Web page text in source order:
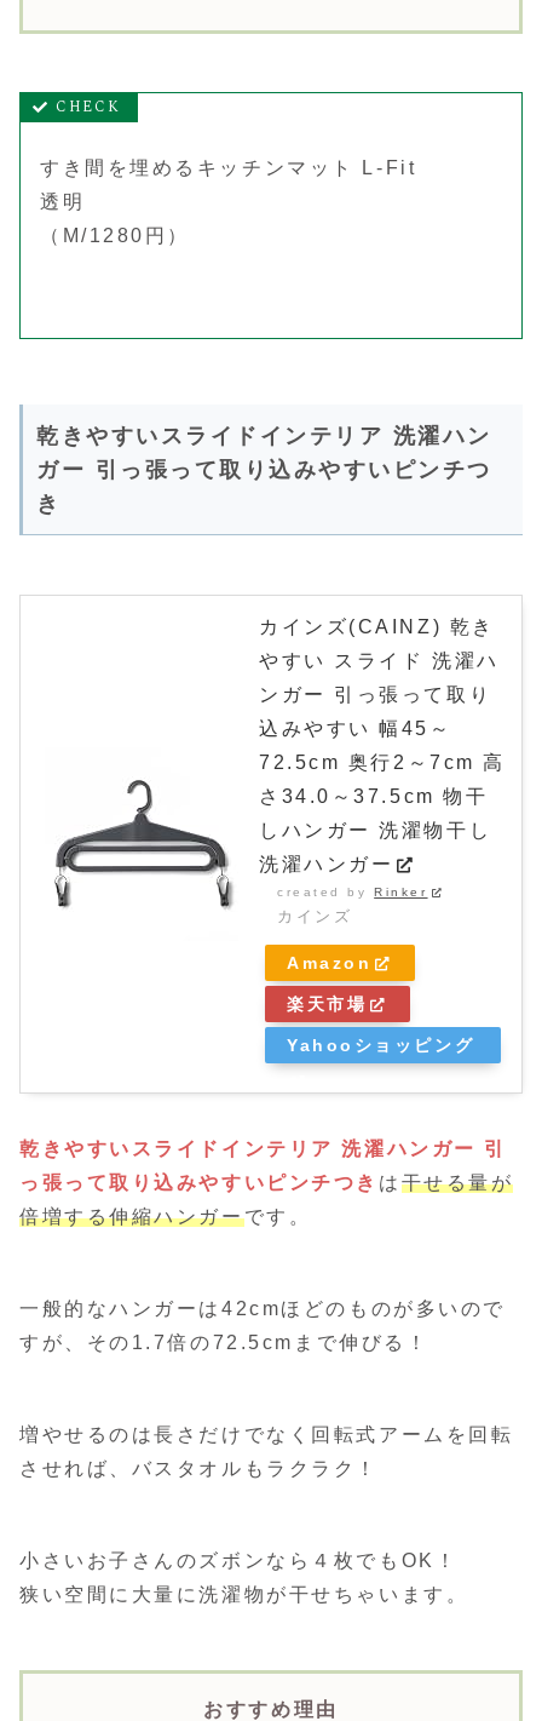
すき間を埋めるキッチンマット L-Fit
透明
（M/1280円）
乾きやすいスライドインテリア 洗濯ハン
ガー 引っ張って取り込みやすいピンチつ
き
カインズ(CAINZ) 乾き
やすい スライド 洗濯ハ
ンガー 引っ張って取り
込みやすい 幅45～
72.5cm 奥行2～7cm 高
さ34.0～37.5cm 物干
しハンガー 洗濯物干し
洗濯ハンガー
created byRinker
カインズ
Amazon
楽天市場
Yahooショッピング
乾きやすいスライドインテリア 洗濯ハンガー 引
っ張って取り込みやすいピンチつき は 干せる量が
倍増する伸縮ハンガーです。
一般的なハンガーは42cmほどのものが多いので
すが、その1.7倍の72.5cmまで伸びる！
増やせるのは長さだけでなく回転式アームを回転
させれば、バスタオルもラクラク！
小さいお子さんのズボンなら４枚でもOK！
狭い空間に大量に洗濯物が干せちゃいます。
おすすめ理由